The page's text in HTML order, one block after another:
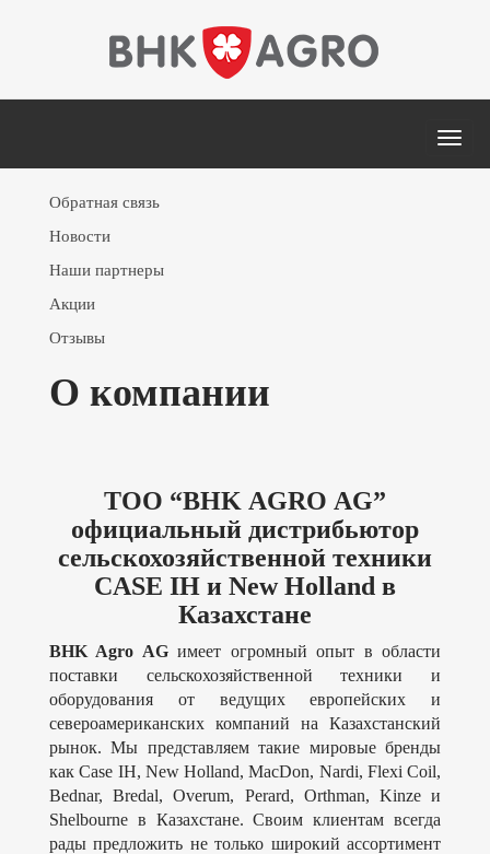
Обратная связь
Новости
Наши партнеры
Акции
Отзывы
О компании
ТОО “BHK AGRO AG”
официальный дистрибьютор
сельскохозяйственной техники
CASE IH и New Holland в
Казахстане
BHK Agro AGимеет огромный опыт в области
поставки сельскохозяйственной техники и
оборудования от ведущих европейских и
североамериканских компаний на Казахстанский
рынок. Мы представляем такие мировые бренды
как Case IH, New Holland, MacDon, Nardi, Flexi Coil,
Bednar, Bredal, Overum, Perard, Orthman, Kinze и
Shelbourne в Казахстане. Своим клиентам всегда
рады предложить не только широкий ассортимент